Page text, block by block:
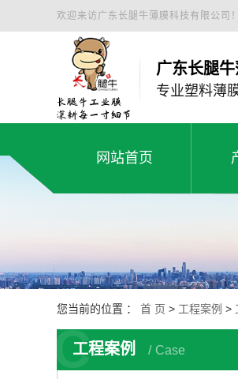
欢迎来访广东长腿牛薄膜科技有限公司！
广东长腿
专业塑料薄
网站首页
您当前的位置 ： 首 页 > 工程案例 >
工程案例 Case
C